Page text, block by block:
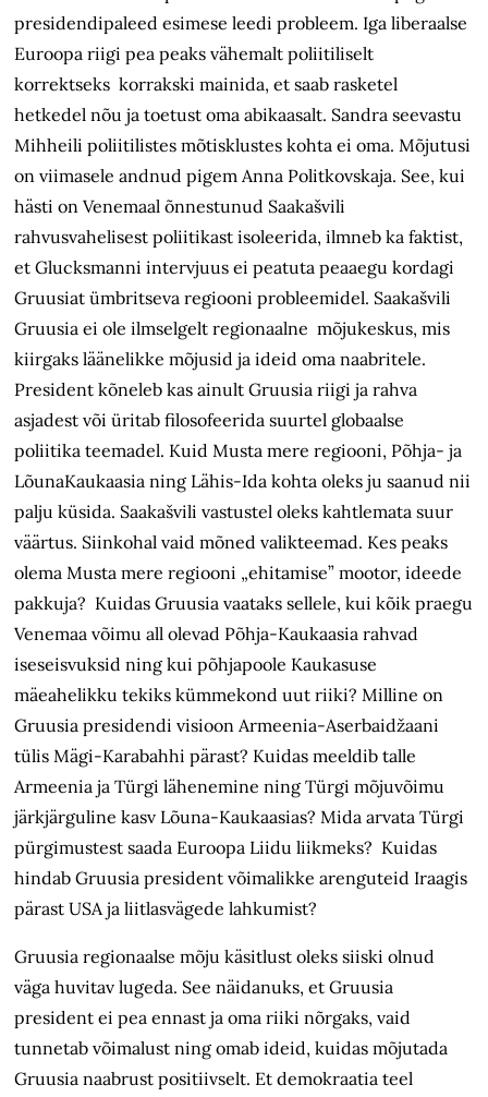
presidendipaleed esimese leedi probleem. Iga liberaalse
Euroopa riigi pea peaks vähemalt poliitiliselt
korrektseks korrakski mainida, et saab rasketel
hetkedel nõu ja toetust oma abikaasalt. Sandra seevastu
Mihheili poliitilistes mõtisklustes kohta ei oma. Mõjutusi
on viimasele andnud pigem Anna Politkovskaja. See, kui
hästi on Venemaal õnnestunud Saakašvili
rahvusvahelisest poliitikast isoleerida, ilmneb ka faktist,
et Glucksmanni intervjuus ei peatuta peaaegu kordagi
Gruusiat ümbritseva regiooni probleemidel. Saakašvili
Gruusia ei ole ilmselgelt regionaalne mõjukeskus, mis
kiirgaks läänelikke mõjusid ja ideid oma naabritele.
President kõneleb kas ainult Gruusia riigi ja rahva
asjadest või üritab filosofeerida suurtel globaalse
poliitika teemadel. Kuid Musta mere regiooni, Põhja- ja
LõunaKaukaasia ning Lähis-Ida kohta oleks ju saanud nii
palju küsida. Saakašvili vastustel oleks kahtlemata suur
väärtus. Siinkohal vaid mõned valikteemad. Kes peaks
olema Musta mere regiooni „ehitamise” mootor, ideede
pakkuja? Kuidas Gruusia vaataks sellele, kui kõik praegu
Venemaa võimu all olevad Põhja-Kaukaasia rahvad
iseseisvuksid ning kui põhjapoole Kaukasuse
mäeahelikku tekiks kümmekond uut riiki? Milline on
Gruusia presidendi visioon Armeenia-Aserbaidžaani
tülis Mägi-Karabahhi pärast? Kuidas meeldib talle
Armeenia ja Türgi lähenemine ning Türgi mõjuvõimu
järkjärguline kasv Lõuna-Kaukaasias? Mida arvata Türgi
pürgimustest saada Euroopa Liidu liikmeks? Kuidas
hindab Gruusia president võimalikke arenguteid Iraagis
pärast USA ja liitlasvägede lahkumist?
Gruusia regionaalse mõju käsitlust oleks siiski olnud
väga huvitav lugeda. See näidanuks, et Gruusia
president ei pea ennast ja oma riiki nõrgaks, vaid
tunnetab võimalust ning omab ideid, kuidas mõjutada
Gruusia naabrust positiivselt. Et demokraatia teel